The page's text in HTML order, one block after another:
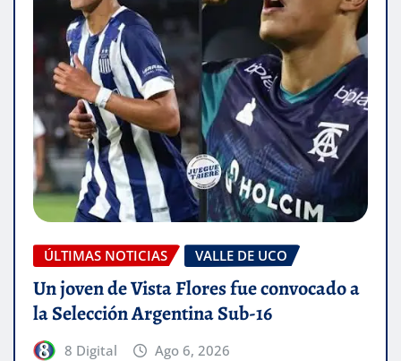
ÚLTIMAS NOTICIAS VALLE DE UCO
Un joven de Vista Flores fue convocado a
la Selección Argentina Sub-16
8 Digital Ago 6, 2026